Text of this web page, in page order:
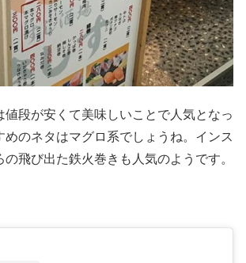
値段が安くて美味しいことで人気となっ
めのネタはマグロ系でしょうね。インス
の飛び出た鉄火巻きも人気のようです。